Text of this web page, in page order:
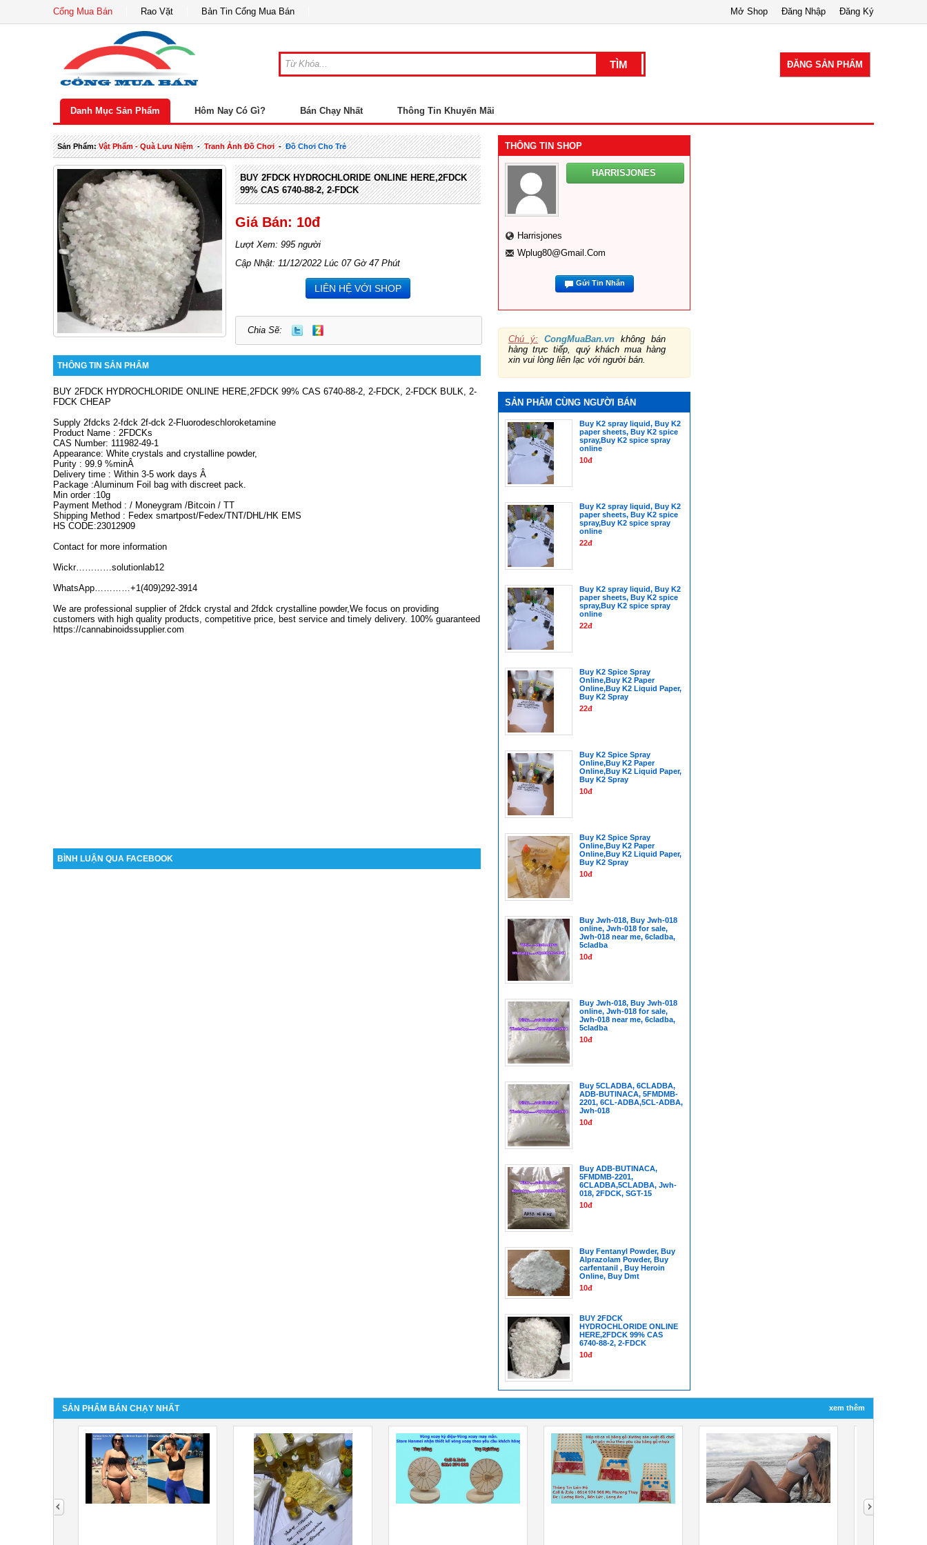
Cổng Mua Bán Rao Vặt Bản Tin Cổng Mua Bán Đăng Ký
Đăng Nhập
Mở Shop
ĐĂNG SẢN PHẨM
Danh Mục Sản Phẩm Hôm Nay Có Gì? Bán Chạy Nhất Thông Tin Khuyến Mãi
Sản Phẩm:Vật Phẩm - Quà Lưu Niệm-Tranh Ảnh Đồ Chơi-Đồ Chơi Cho Trẻ
BUY 2FDCK HYDROCHLORIDE ONLINE HERE,2FDCK
99% CAS 6740-88-2, 2-FDCK
Giá Bán: 10đ
Lượt Xem: 995 người
Cập Nhật: 11/12/2022 Lúc 07 Gờ 47 Phút
LIÊN HỆ VỚI SHOP
Chia Sẽ:
THÔNG TIN SẢN PHẨM
BUY 2FDCK HYDROCHLORIDE ONLINE HERE,2FDCK 99% CAS 6740-88-2, 2-FDCK, 2-FDCK BULK, 2-
FDCK CHEAP
Supply 2fdcks 2-fdck 2f-dck 2-Fluorodeschloroketamine
Product Name : 2FDCKs
CAS Number: 111982-49-1
Appearance: White crystals and crystalline powder,
Purity : 99.9 %minÂ
Delivery time : Within 3-5 work days Â
Package :Aluminum Foil bag with discreet pack.
Min order :10g
Payment Method : / Moneygram /Bitcoin / TT
Shipping Method : Fedex smartpost/Fedex/TNT/DHL/HK EMS
HS CODE:23012909
Contact for more information
Wickr…………solutionlab12
WhatsApp…………+1(409)292-3914
We are professional supplier of 2fdck crystal and 2fdck crystalline powder,We focus on providing
customers with high quality products, competitive price, best service and timely delivery. 100% guaranteed
https://cannabinoidssupplier.com
BÌNH LUẬN QUA FACEBOOK
THÔNG TIN SHOP
HARRISJONES
Harrisjones
Wplug80@gmail.com
Gửi Tin Nhắn
Chú ý: CongMuaBan.vn không bán
hàng trực tiếp, quý khách mua hàng
xin vui lòng liên lạc với người bán.
SẢN PHẨM CÙNG NGƯỜI BÁN
Buy K2 spray liquid, Buy K2
paper sheets, Buy K2 spice
spray,Buy K2 spice spray
online
10đ
Buy K2 spray liquid, Buy K2
paper sheets, Buy K2 spice
spray,Buy K2 spice spray
online
22đ
Buy K2 spray liquid, Buy K2
paper sheets, Buy K2 spice
spray,Buy K2 spice spray
online
22đ
Buy K2 Spice Spray
Online,Buy K2 Paper
Online,Buy K2 Liquid Paper,
Buy K2 Spray
22đ
Buy K2 Spice Spray
Online,Buy K2 Paper
Online,Buy K2 Liquid Paper,
Buy K2 Spray
10đ
Buy K2 Spice Spray
Online,Buy K2 Paper
Online,Buy K2 Liquid Paper,
Buy K2 Spray
10đ
Buy Jwh-018, Buy Jwh-018
online, Jwh-018 for sale,
Jwh-018 near me, 6cladba,
5cladba
10đ
Buy Jwh-018, Buy Jwh-018
online, Jwh-018 for sale,
Jwh-018 near me, 6cladba,
5cladba
10đ
Buy 5CLADBA, 6CLADBA,
ADB-BUTINACA, 5FMDMB-
2201, 6CL-ADBA,5CL-ADBA,
Jwh-018
10đ
Buy ADB-BUTINACA,
5FMDMB-2201,
6CLADBA,5CLADBA, Jwh-
018, 2FDCK, SGT-15
10đ
Buy Fentanyl Powder, Buy
Alprazolam Powder, Buy
carfentanil , Buy Heroin
Online, Buy Dmt
10đ
BUY 2FDCK
HYDROCHLORIDE ONLINE
HERE,2FDCK 99% CAS
6740-88-2, 2-FDCK
10đ
SẢN PHẨM BÁN CHẠY NHẤT xem thêm
next